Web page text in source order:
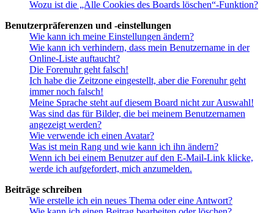
Wozu ist die „Alle Cookies des Boards löschen“-Funktion?
Benutzerpräferenzen und -einstellungen
Wie kann ich meine Einstellungen ändern?
Wie kann ich verhindern, dass mein Benutzername in der
Online-Liste auftaucht?
Die Forenuhr geht falsch!
Ich habe die Zeitzone eingestellt, aber die Forenuhr geht
immer noch falsch!
Meine Sprache steht auf diesem Board nicht zur Auswahl!
Was sind das für Bilder, die bei meinem Benutzernamen
angezeigt werden?
Wie verwende ich einen Avatar?
Was ist mein Rang und wie kann ich ihn ändern?
Wenn ich bei einem Benutzer auf den E-Mail-Link klicke,
werde ich aufgefordert, mich anzumelden.
Beiträge schreiben
Wie erstelle ich ein neues Thema oder eine Antwort?